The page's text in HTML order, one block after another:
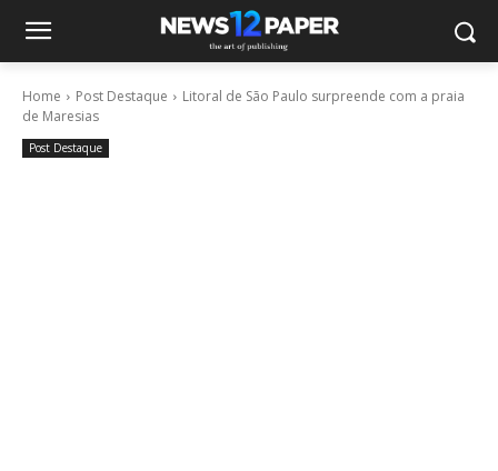
Home Post Destaque
Litoral de São Paulo surpreende com a praia
de Maresias
Post Destaque